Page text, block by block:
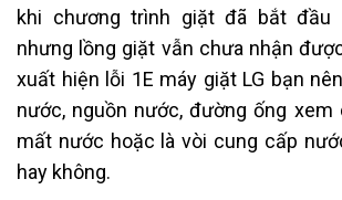
khi chương trình giặt đã bắt đầu
nhưng lồng giặt vẫn chưa nhận
xuất hiện lỗi 1E máy giặt LG bạn
nước, nguồn nước, đường ống xem
mất nước hoặc là vòi cung cấp
hay không.